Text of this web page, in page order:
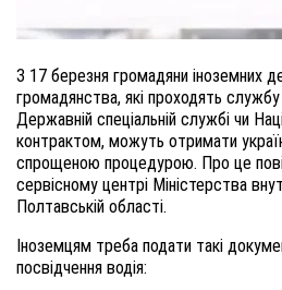
З 17 березня громадяни іноземних
громадянства, які проходять
Державній спеціальній службі чи
контрактом, можуть отримати
спрощеною процедурою. Про це
сервісному центрі Міністерства
Полтавській області.
Іноземцям треба подати такі
посвідчення водія: